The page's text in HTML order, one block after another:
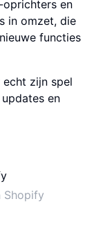
en
in omzet, die
functies
zijn spel
en
Shopify